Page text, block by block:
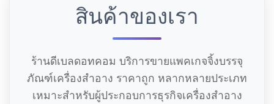
สินค้าของเรา
ร้านดีเบลดอทคอม บริการขายแพคเกจจิ้งบรรจุ
ภัณฑ์เครื่องสำอาง ราคาถูก หลากหลายประเภท
เหมาะสำหรับผู้ประกอบการธุรกิจเครื่องสำอาง